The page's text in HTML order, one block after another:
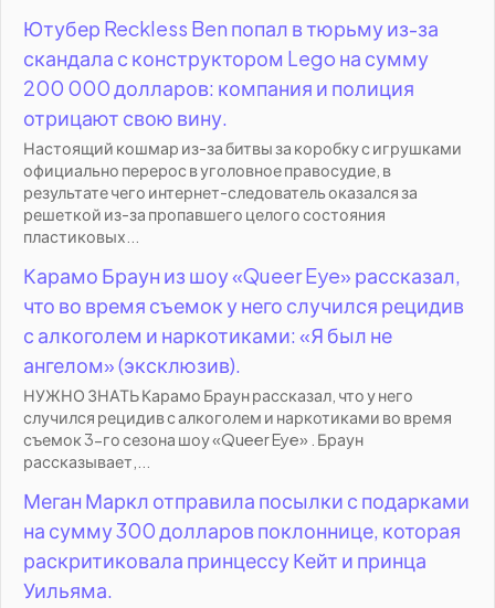
Ютубер Reckless Ben попал в тюрьму из-за
скандала с конструктором Lego на сумму
200 000 долларов: компания и полиция
отрицают свою вину.
Настоящий кошмар из-за битвы за коробку с игрушками
официально перерос в уголовное правосудие, в
результате чего интернет-следователь оказался за
решеткой из-за пропавшего целого состояния
пластиковых...
Карамо Браун из шоу «Queer Eye» рассказал,
что во время съемок у него случился рецидив
с алкоголем и наркотиками: «Я был не
ангелом» (эксклюзив).
НУЖНО ЗНАТЬ Карамо Браун рассказал, что у него
случился рецидив с алкоголем и наркотиками во время
съемок 3-го сезона шоу «Queer Eye» . Браун
рассказывает,...
Меган Маркл отправила посылки с подарками
на сумму 300 долларов поклоннице, которая
раскритиковала принцессу Кейт и принца
Уильяма.